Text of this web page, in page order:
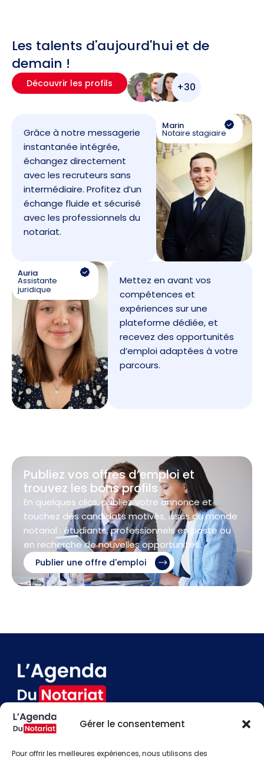
Gérer le consentement
Pour offrir les meilleures expériences, nous utilisons des
Les talents d'aujourd'hui et de
demain !
Découvrir les profils +30
Grâce à notre messagerie
instantanée intégrée,
échangez directement
avec les recruteurs sans
intermédiaire. Profitez d’un
échange fluide et sécurisé
avec les professionnels du
notariat.
Marin
Notaire stagiaire
Auria
Assistante
juridique
Mettez en avant vos
compétences et
expériences sur une
plateforme dédiée, et
recevez des opportunités
d’emploi adaptées à votre
parcours.
Publiez vos offres d’emploi et
trouvez les bons profils
En quelques clics, publiez votre annonce et
touchez des candidats motivés, issus du monde
notarial : étudiants, professionnels en poste ou
en recherche de nouvelles opportunités.
Publier une offre d'emploi
Contact